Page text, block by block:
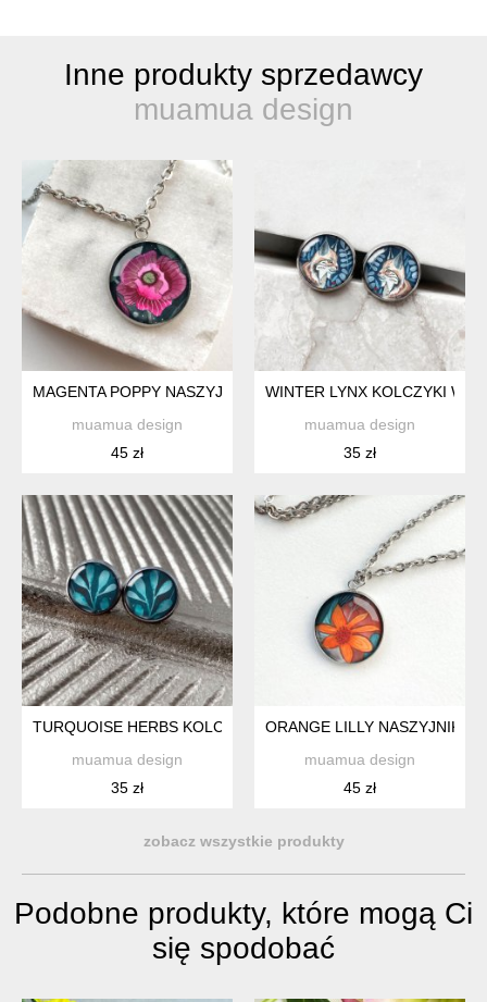
Inne produkty sprzedawcy
muamua design
MAGENTA POPPY NASZYJNIK DLA DZIEWCZYNKI
muamua design
45 zł
WINTER LYNX KOLCZYKI
muamua design
35 zł
TURQUOISE HERBS KOLCZYKI WKRĘTKI NA WALENTYNKI
muamua design
35 zł
ORANGE LILLY NASZYJNIK
muamua design
45 zł
zobacz wszystkie produkty
Podobne produkty, które mogą Ci
się spodobać